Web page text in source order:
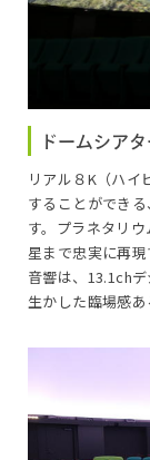
12:30～12:45
（無料投影
（無料投影
名探偵コナ
イルロード）
15:00～15:40
シーモンス
16:00～16:35
ドームシアタ
リアル８K（ハイ
することができ
す。プラネタリ
星まで忠実に再現
音響は、13.1ch
生かした臨場感あ